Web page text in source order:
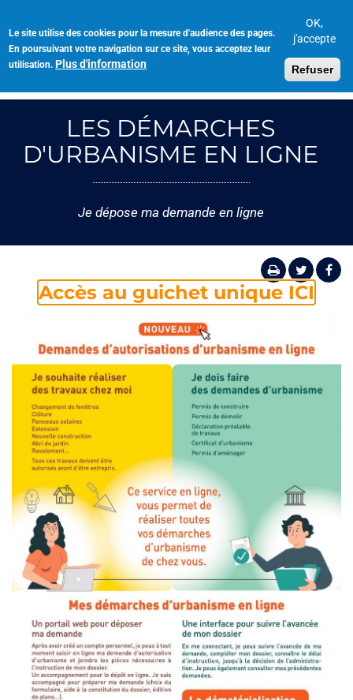
Le site utilise des cookies pour la mesure d'audience des pages.
En poursuivant votre navigation sur ce site, vous acceptez leur
utilisation. Plus d'information
OK,
j'accepte
Refuser
contenu
principal
LES DÉMARCHES
D'URBANISME EN LIGNE
Je dépose ma demande en ligne
Accès au guichet unique ICI